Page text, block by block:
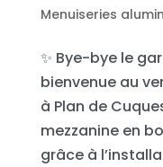
Menuiseries
✨ Bye-bye le
bienvenue au
à Plan de
mezzanine en
grâce à